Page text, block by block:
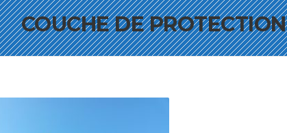
COUCHE DE PROTECTION